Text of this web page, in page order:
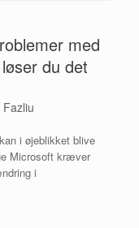
med
du det
i øjeblikket blive
Microsoft kræver
i